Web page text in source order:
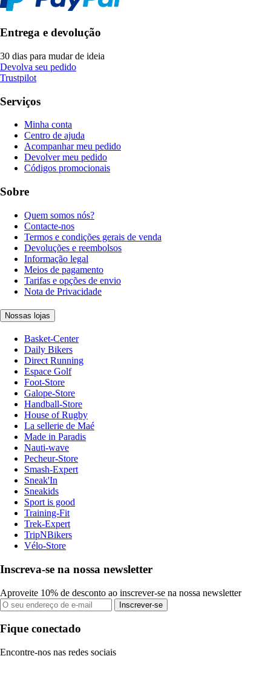
Entrega e devolução
30 dias para mudar de ideia
Devolva seu pedido
Trustpilot
Serviços
Minha conta
Centro de ajuda
Acompanhar meu pedido
Devolver meu pedido
Códigos promocionais
Sobre
Quem somos nós?
Contacte-nos
Termos e condições gerais de venda
Devoluções e reembolsos
Informação legal
Meios de pagamento
Tarifas e opções de envio
Nota de Privacidade
Nossas lojas
Basket-Center
Daily Bikers
Direct Running
Espace Golf
Foot-Store
Galope-Store
Handball-Store
House of Rugby
La sellerie de Maé
Made in Paradis
Nauti-wave
Pecheur-Store
Smash-Expert
Sneak'In
Sneakids
Sport is good
Training-Fit
Trek-Expert
TripNBikers
Vélo-Store
Inscreva-se na nossa newsletter
Aproveite 10% de desconto ao inscrever-se na nossa newsletter
Inscrever-se
Fique conectado
Encontre-nos nas redes sociais